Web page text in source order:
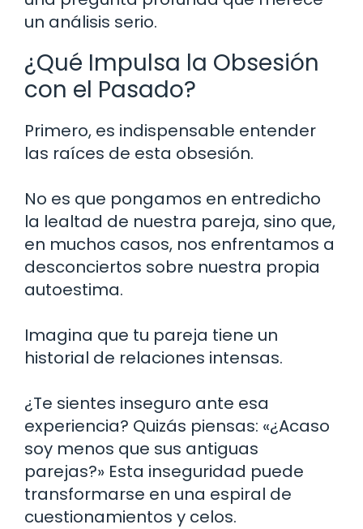
un análisis serio.
¿Qué Impulsa la Obsesión
con el Pasado?
Primero, es indispensable entender
las raíces de esta obsesión.
No es que pongamos en entredicho
la lealtad de nuestra pareja, sino que,
en muchos casos, nos enfrentamos a
desconciertos sobre nuestra propia
autoestima.
Imagina que tu pareja tiene un
historial de relaciones intensas.
¿Te sientes inseguro ante esa
experiencia? Quizás piensas: «¿Acaso
soy menos que sus antiguas
parejas?» Esta inseguridad puede
transformarse en una espiral de
cuestionamientos y celos.